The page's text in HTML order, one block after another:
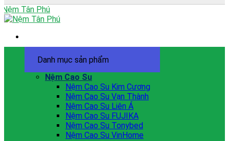
Danh mục sản phẩm
Nệm Cao Su
Nệm Cao Su Kim Cương
Nệm Cao Su Vạn Thành
Nệm Cao Su Liên Á
Nệm Cao Su FUJIKA
Nệm Cao Su Tonybed
Nệm Cao Su VinHome